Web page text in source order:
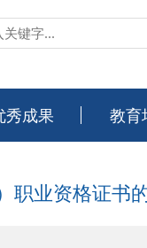
秀成果 教育
职业资格证书